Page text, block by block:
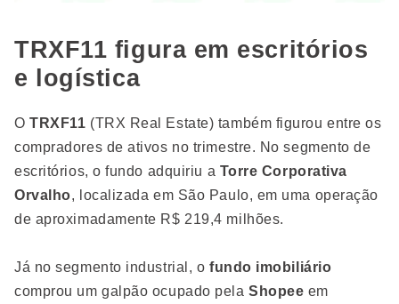
TRXF11 figura em escritórios
e logística
OTRXF11 (TRX Real Estate) também figurou entre os
compradores de ativos no trimestre. No segmento de
escritórios, o fundo adquiriu a Torre Corporativa
Orvalho, localizada em São Paulo, em uma operação
de aproximadamente R$ 219,4 milhões.
Já no segmento industrial, o fundo imobiliário
comprou um galpão ocupado pelaShopee em